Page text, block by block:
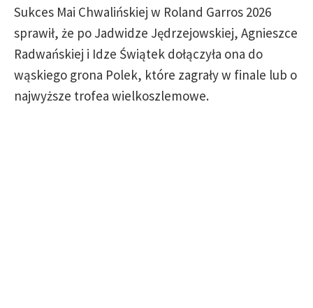
Sukces Mai Chwalińskiej w Roland Garros 2026
sprawił, że po Jadwidze Jędrzejowskiej, Agnieszce
Radwańskiej i Idze Świątek dołączyła ona do
wąskiego grona Polek, które zagrały w finale lub o
najwyższe trofea wielkoszlemowe.